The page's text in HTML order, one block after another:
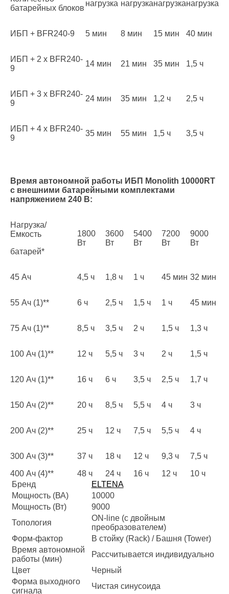
батарейных блоков
нагрузка нагрузканагрузканагрузка
ИБП + BFR240-9 5 мин 8 мин 15 мин 40 мин
ИБП + 2 х BFR240-
9
14 мин 21 мин 35 мин 1,5 ч
ИБП + 3 х BFR240-
9
24 мин 35 мин 1,2 ч 2,5 ч
ИБП + 4 х BFR240-
9
35 мин 55 мин 1,5 ч 3,5 ч
Время автономной работы ИБП Monolith 10000RT
с внешними батарейными комплектами
напряжением 240 В:
Нагрузка/
Емкость
батарей*
1800
Вт
3600
Вт
5400
Вт
7200
Вт
9000
Вт
45 Ач 4,5 ч 1,8 ч 1 ч 45 мин 32 мин
55 Ач (1)** 6 ч 2,5 ч 1,5 ч 1 ч 45 мин
75 Ач (1)** 8,5 ч 3,5 ч 2 ч 1,5 ч 1,3 ч
100 Ач (1)** 12 ч 5,5 ч 3 ч 2 ч 1,5 ч
120 Ач (1)** 16 ч 6 ч 3,5 ч 2,5 ч 1,7 ч
150 Ач (2)** 20 ч 8,5 ч 5,5 ч 4 ч 3 ч
200 Ач (2)** 25 ч 12 ч 7,5 ч 5,5 ч 4 ч
300 Ач (3)** 37 ч 18 ч 12 ч 9,3 ч
7,5 ч
400 Ач (4)**
48 ч 24 ч 16 ч 12 ч
10 ч
Бренд
ELTENA
Мощность (ВА)
10000
Мощность (Вт)
9000
Топология
ON-line (с двойным
преобразователем)
Форм-фактор
В стойку (Rack) / Башня (Tower)
Время автономной
работы (мин)
Рассчитывается индивидуально
Цвет
Черный
Форма выходного
сигнала
Чистая синусоида